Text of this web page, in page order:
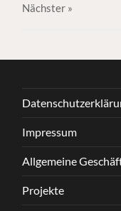
Nächster »
Impressum
Allgemeine
Projekte